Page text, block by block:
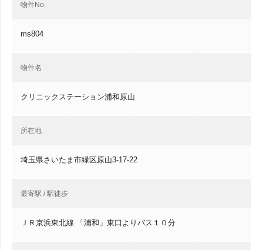
物件No.
ms804
物件名
クリニックステーション浦和原山
所在地
埼玉県さいたま市緑区原山3-17-22
最寄駅 / 駅徒歩
ＪＲ京浜東北線 「浦和」東口よりバス１０分